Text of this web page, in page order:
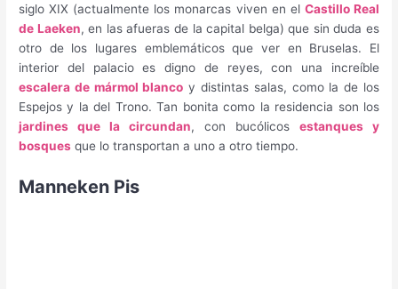
siglo XIX (actualmente los monarcas viven en el Castillo Real
de Laeken, en las afueras de la capital belga) que sin duda es
otro de los lugares emblemáticos que ver en Bruselas. El
interior del palacio es digno de reyes, con una increíble
escalera de mármol blanco y distintas salas, como la de los
Espejos y la del Trono. Tan bonita como la residencia son los
jardines que la circundan, con bucólicos estanques y
bosques que lo transportan a uno a otro tiempo.
Manneken Pis